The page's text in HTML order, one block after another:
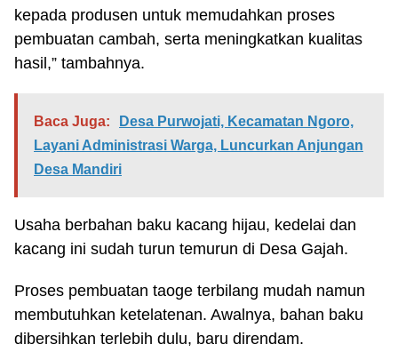
kepada produsen untuk memudahkan proses
pembuatan cambah, serta meningkatkan kualitas
hasil,” tambahnya.
Baca Juga:
Desa Purwojati, Kecamatan Ngoro,
Layani Administrasi Warga, Luncurkan Anjungan
Desa Mandiri
Usaha berbahan baku kacang hijau, kedelai dan
kacang ini sudah turun temurun di Desa Gajah.
Proses pembuatan taoge terbilang mudah namun
membutuhkan ketelatenan. Awalnya, bahan baku
dibersihkan terlebih dulu, baru direndam.